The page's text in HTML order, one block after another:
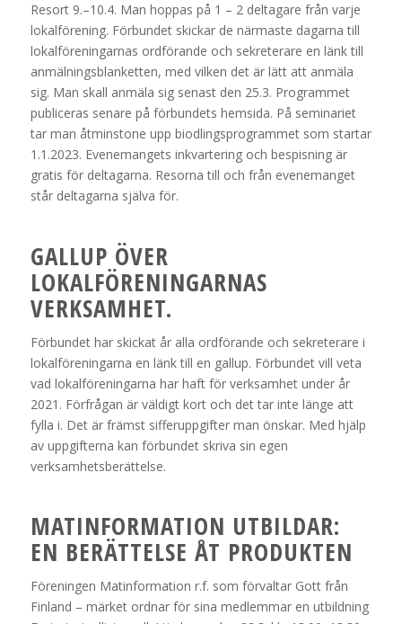
Resort 9.–10.4. Man hoppas på 1 – 2 deltagare från varje
lokalförening. Förbundet skickar de närmaste dagarna till
lokalföreningarnas ordförande och sekreterare en länk till
anmälningsblanketten, med vilken det är lätt att anmäla
sig. Man skall anmäla sig senast den 25.3. Programmet
publiceras senare på förbundets hemsida. På seminariet
tar man åtminstone upp biodlingsprogrammet som startar
1.1.2023. Evenemangets inkvartering och bespisning är
gratis för deltagarna. Resorna till och från evenemanget
står deltagarna själva för.
GALLUP ÖVER
LOKALFÖRENINGARNAS
VERKSAMHET.
Förbundet har skickat år alla ordförande och sekreterare i
lokalföreningarna en länk till en gallup. Förbundet vill veta
vad lokalföreningarna har haft för verksamhet under år
2021. Förfrågan är väldigt kort och det tar inte länge att
fylla i. Det är främst sifferuppgifter man önskar. Med hjälp
av uppgifterna kan förbundet skriva sin egen
verksamhetsberättelse.
MATINFORMATION UTBILDAR:
EN BERÄTTELSE ÅT PRODUKTEN
Föreningen Matinformation r.f. som förvaltar Gott från
Finland – märket ordnar för sina medlemmar en utbildning